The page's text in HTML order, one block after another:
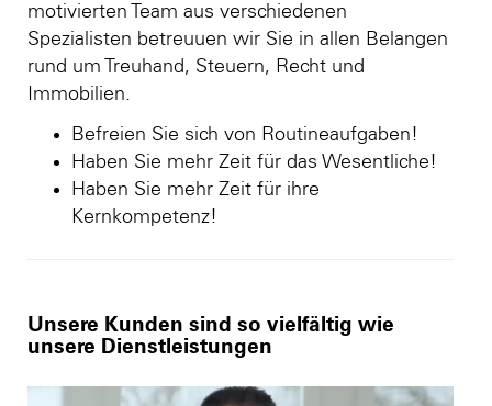
motivierten Team aus verschiedenen
Spezialisten betreuuen wir Sie in allen Belangen
rund um Treuhand, Steuern, Recht und
Immobilien.
Befreien Sie sich von Routineaufgaben!
Haben Sie mehr Zeit für das Wesentliche!
Haben Sie mehr Zeit für ihre
Kernkompetenz!
Unsere Kunden sind so vielfältig wie
unsere Dienstleistungen